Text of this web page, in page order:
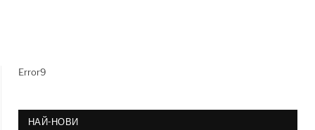
Error9
НАЙ-НОВИ